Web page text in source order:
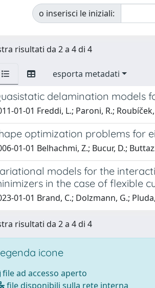
o inserisci le iniziali:
risultati da 2 a 4 di 4
esporta metadati
delamination models
01-01 Freddi, L.; Paroni, R.;
optimization problems for
01-01 Belhachmi, Z.; Bucur, D.;
models for the
in the case of flexible
01-01 Brand, C.; Dolzmann, G.;
risultati da 2 a 4 di 4
icone
file ad accesso aperto
file disponibili sulla rete interna